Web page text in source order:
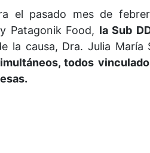
el pasado mes de
Patagonik Food, la Sub
la causa, Dra. Julia
todos